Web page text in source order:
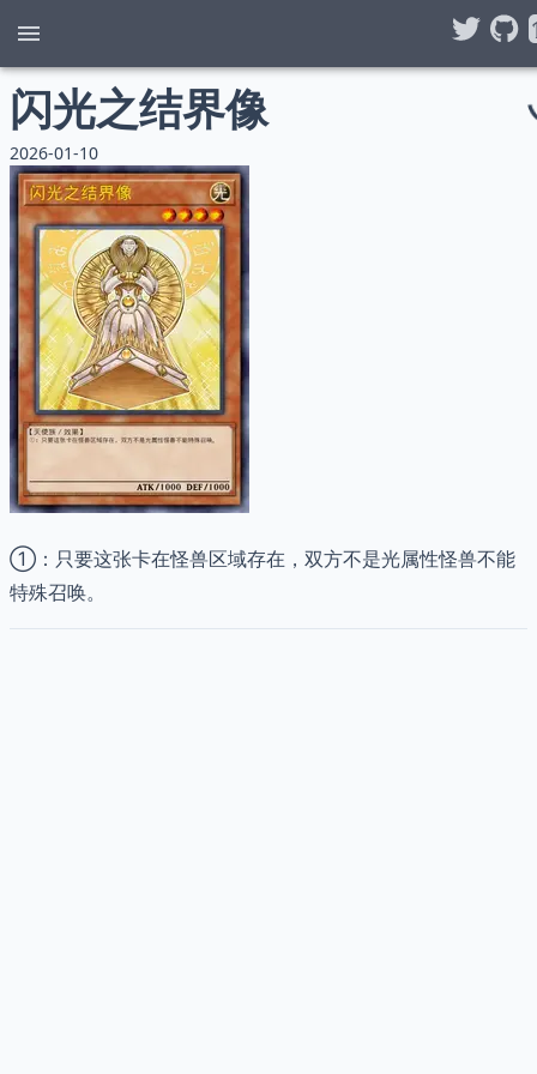
闪光之结界像
2026-01-10
①：只要这张卡在怪兽区域存在，双方不是光属性怪兽不能
特殊召唤。